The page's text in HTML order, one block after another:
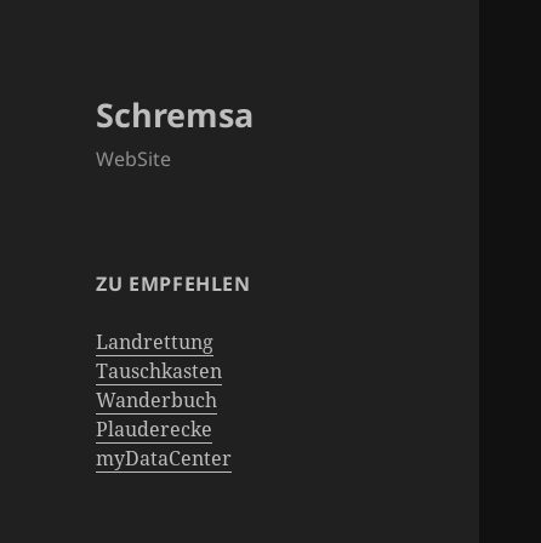
Schremsa
WebSite
ZU EMPFEHLEN
Landrettung
Tauschkasten
Wanderbuch
Plauderecke
myDataCenter